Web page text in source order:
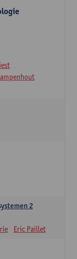
2
Eric Paillet